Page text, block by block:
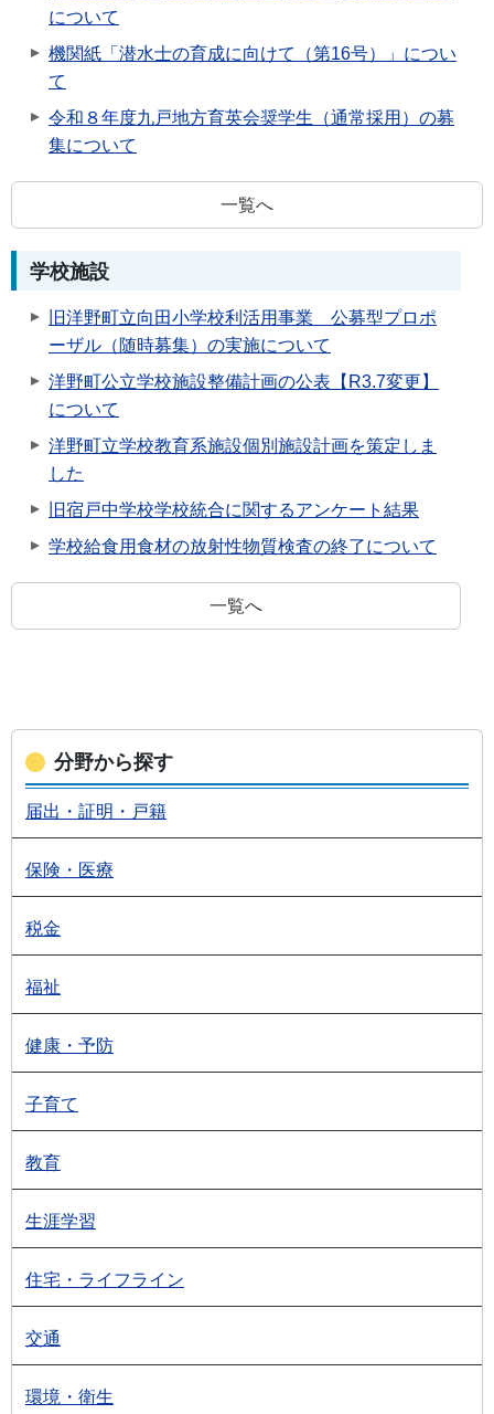
について
機関紙「潜水士の育成に向けて（第16号）」につい
て
令和８年度九戸地方育英会奨学生（通常採用）の募
集について
一覧へ
学校施設
旧洋野町立向田小学校利活用事業 公募型プロポ
ーザル（随時募集）の実施について
洋野町公立学校施設整備計画の公表【R3.7変更】
について
洋野町立学校教育系施設個別施設計画を策定しま
した
旧宿戸中学校学校統合に関するアンケート結果
学校給食用食材の放射性物質検査の終了について
一覧へ
分野から探す
届出・証明・戸籍
保険・医療
税金
福祉
健康・予防
子育て
教育
生涯学習
住宅・ライフライン
交通
環境・衛生